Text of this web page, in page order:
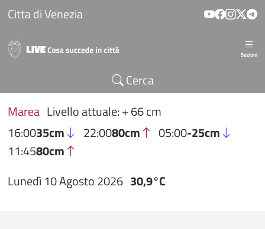
Salta al contenuto principale
Citta di Venezia
Sezioni
Cerca
Marea Livello attuale: + 66 cm
16:0035cm 22:0080cm 05:00-25cm
11:4580cm
Lunedì 10 Agosto 2026 30,9°C